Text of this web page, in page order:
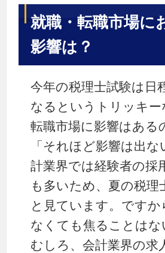
就職・転職市場に
影響は？
今年の税理士試験は日
なるというトリッキ
転職市場に影響はある
「それほど影響は出
計業界では経験者の採
も多いため、夏の税
と見ています。ですか
なくても焦ることはな
むしろ、会計業界の求